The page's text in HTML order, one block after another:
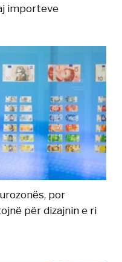
importeve
por
për dizajnin e ri